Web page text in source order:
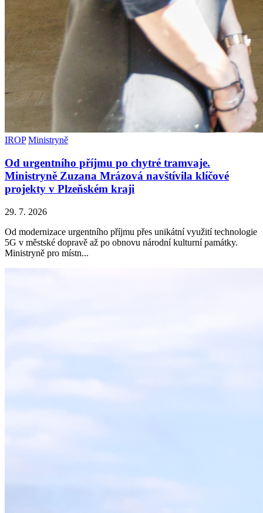
IROP Ministryně
Od urgentního příjmu po chytré tramvaje.
Ministryně Zuzana Mrázová navštívila klíčové
projekty v Plzeňském kraji
29. 7. 2026
Od modernizace urgentního příjmu přes unikátní využití technologie
5G v městské dopravě až po obnovu národní kulturní památky.
Ministryně pro místn...